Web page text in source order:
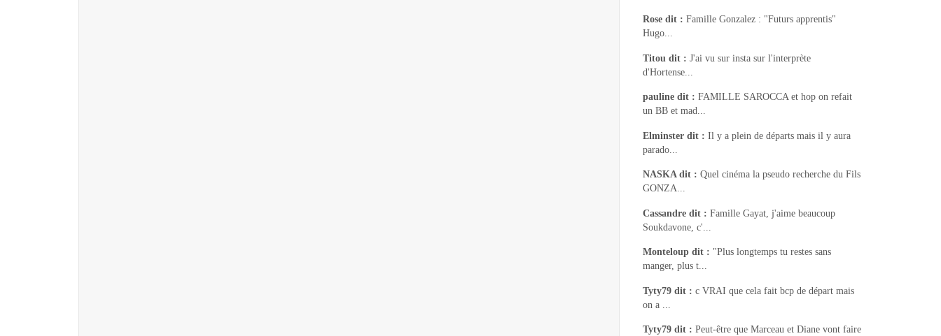
Rose dit : Famille Gonzalez : "Futurs apprentis"
Hugo...
Titou dit : J'ai vu sur insta sur l'interprète
d'Hortense...
pauline dit : FAMILLE SAROCCA et hop on refait
un BB et mad...
Elminster dit : Il y a plein de départs mais il y aura
parado...
NASKAdit : Quel cinéma la pseudo recherche du Fils
GONZA...
Cassandre dit : Famille Gayat, j'aime beaucoup
Soukdavone, c'...
Monteloup dit : "Plus longtemps tu restes sans
manger, plus t...
Tyty79 dit : c VRAI que cela fait bcp de départ mais
on a ...
Tyty79 dit : Peut-être que Marceau et Diane vont faire